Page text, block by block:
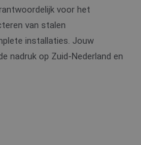
voor het
van stalen
installaties. Jouw
nadruk op Zuid-Nederland en